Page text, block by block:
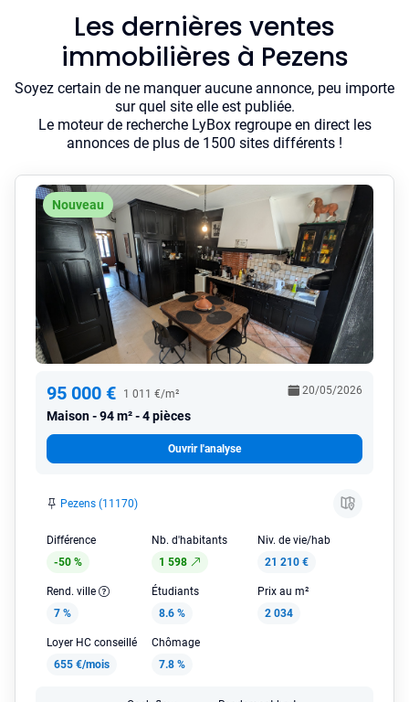
Les dernières ventes
immobilières à Pezens
Soyez certain de ne manquer aucune annonce, peu importe
sur quel site elle est publiée.
Le moteur de recherche LyBox regroupe en direct les
annonces de plus de 1500 sites différents !
Nouveau
95 000 € 1 011 €/m²
Maison 94 m² - 4 pièces
20/05/2026
Ouvrir l'analyse
Pezens (11170)
Différence
-50 %
Nb. d'habitants
1 598
Niv. de vie/hab
21 210 €
Rend. ville
7 %
Étudiants
8.6 %
Prix au m²
2 034
Loyer HC conseillé
655 €/mois
Chômage
7.8 %